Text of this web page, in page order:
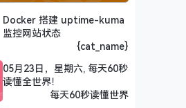
Docker 搭建 uptime-kuma
监控网站状态
{cat_name}
05月23日，星期六, 每天60秒
读懂全世界！
每天60秒读懂世界